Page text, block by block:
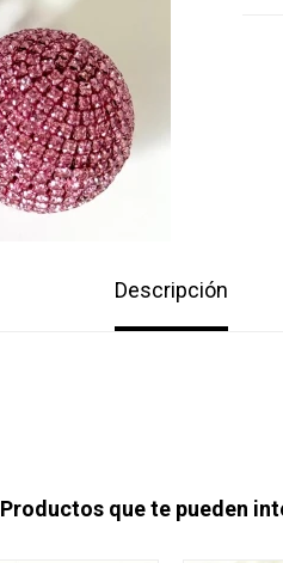
Descripción
Productos que te pueden